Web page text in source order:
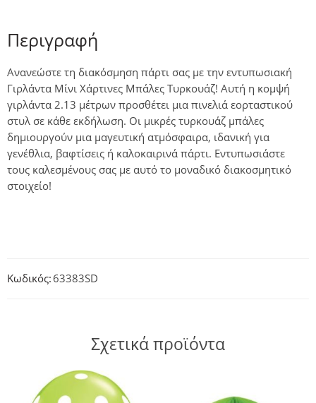
Περιγραφή
Ανανεώστε τη διακόσμηση πάρτι σας με την εντυπωσιακή
Γιρλάντα Μίνι Χάρτινες Μπάλες Τυρκουάζ! Αυτή η κομψή
γιρλάντα 2.13 μέτρων προσθέτει μια πινελιά εορταστικού
στυλ σε κάθε εκδήλωση. Οι μικρές τυρκουάζ μπάλες
δημιουργούν μια μαγευτική ατμόσφαιρα, ιδανική για
γενέθλια, βαφτίσεις ή καλοκαιρινά πάρτι. Εντυπωσιάστε
τους καλεσμένους σας με αυτό το μοναδικό διακοσμητικό
στοιχείο!
Κωδικός: 63383SD
Σχετικά προϊόντα